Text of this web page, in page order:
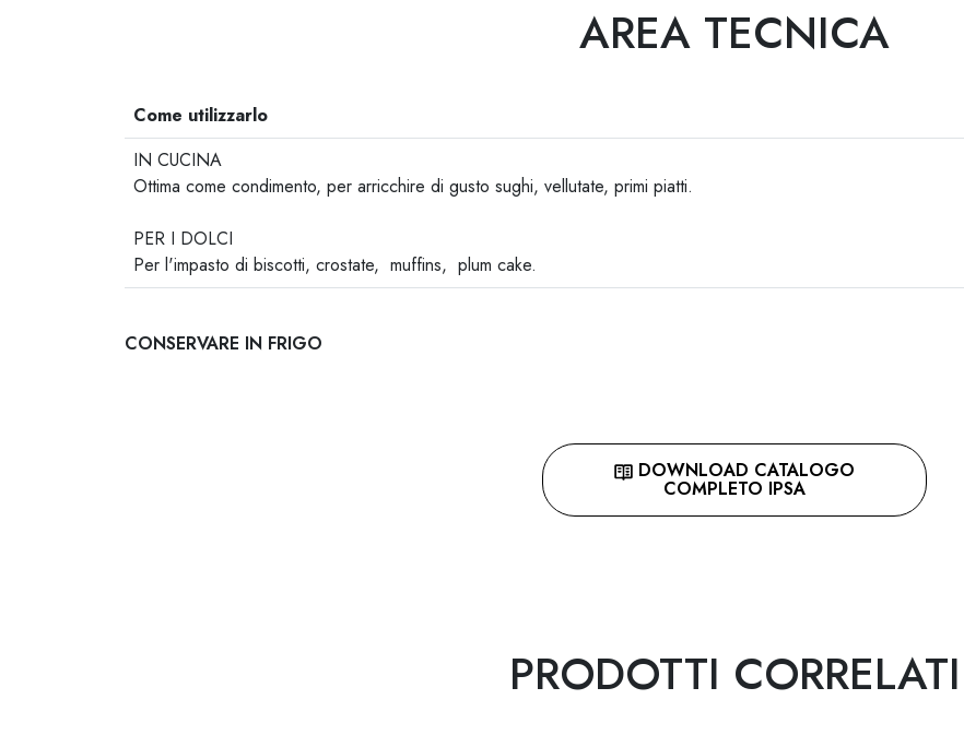
AREA TECNICA
Come utilizzarlo
IN CUCINA
Ottima come condimento, per arricchire di gusto sughi, vellutate, primi piatti.
PER I DOLCI
Per l'impasto di biscotti, crostate, muffins, plum cake.
CONSERVARE IN FRIGO
DOWNLOAD CATALOGO
COMPLETO IPSA
PRODOTTI CORRELATI